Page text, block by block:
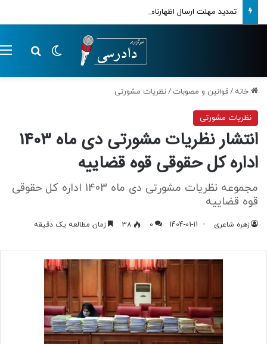
تمدید مهلت ارسال اظهارنامه‌های مالیاتی تا پایان تابستان 1405
تغییر پوسته
خانه /قوانین و مصوبات /نظریات مشورتی
نظریات مشورتی
انتشار نظریات مشورتی دی ماه 1403
اداره کل حقوقی قوه قضاییه
مجموعه نظریات مشورتی دی ماه 1403 اداره کل حقوقی
قوه قضاییه
زهره شاعری 1404-01-11
0
38 زمان مطالعه یک دقیقه